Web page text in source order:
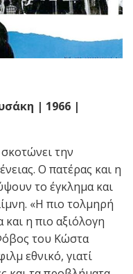
| 1966 |
σκοτώνει την
Ο πατέρας και η
το έγκλημα και
«Η πιο τολμηρή
η πιο αξιόλογη
του Κώστα
εθνικό, γιατί